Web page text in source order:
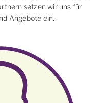
setzen wir uns für
Angebote ein.